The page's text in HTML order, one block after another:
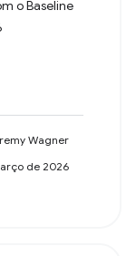
o Baseline
Wagner
de 2026